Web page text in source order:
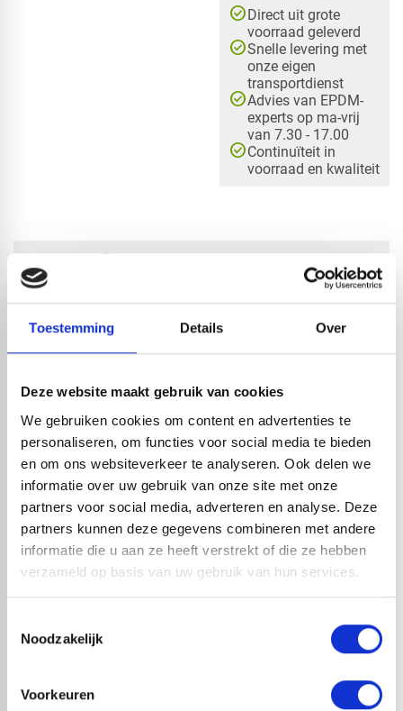
Toestemming Details Over
Deze website maakt gebruik van cookies
We gebruiken cookies om content en advertenties te
personaliseren, om functies voor social media te bieden
en om ons websiteverkeer te analyseren. Ook delen we
informatie over uw gebruik van onze site met onze
partners voor social media, adverteren en analyse. Deze
partners kunnen deze gegevens combineren met andere
informatie die u aan ze heeft verstrekt of die ze hebben
verzameld op basis van uw gebruik van hun services.
Noodzakelijk
Voorkeuren
check_circleDirect uit grote
voorraad geleverd
check_circleSnelle levering met
onze eigen
transportdienst
check_circleAdvies van EPDM-
experts op ma-vrij
van 7.30 - 17.00
check_circleContinuïteit in
voorraad en kwaliteit
check_circle
check_circle Leverancier met expertise in EPDM-verwerking
HANDIG OM ER BIJ TE KOPEN
50MM
3DS CORTEX Ø80MM H.O.H.